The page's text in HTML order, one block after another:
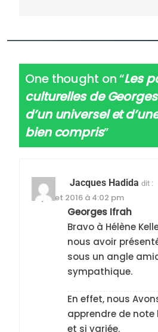
One thought on “Les
culturelles de
d’un universel et
bien compris”
Jacques Hadida dit :
14 juillet 2016 à 4:02 pm
Georges Ifrah
Bravo à Hélène
nous avoir
sous un angle
sympathique.
En effet, nous
apprendre de note
et si variée.